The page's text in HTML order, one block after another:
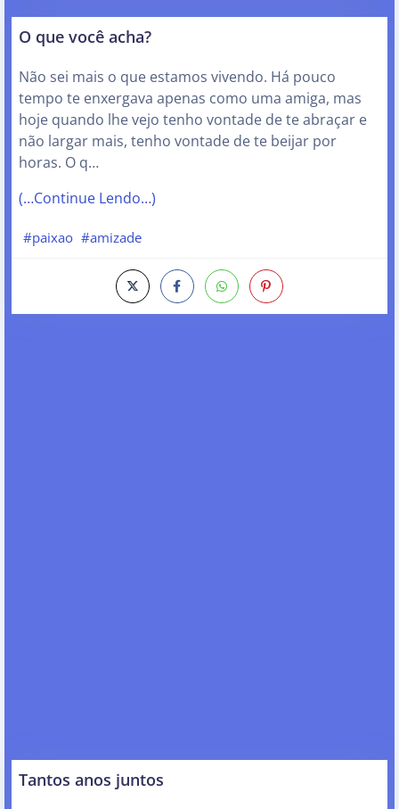
O que você acha?
Não sei mais o que estamos vivendo. Há pouco
tempo te enxergava apenas como uma amiga, mas
hoje quando lhe vejo tenho vontade de te abraçar e
não largar mais, tenho vontade de te beijar por
horas. O q…
(…Continue Lendo…)
#paixao #amizade
Tantos anos juntos